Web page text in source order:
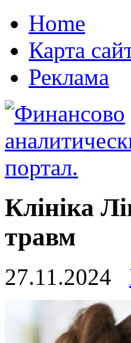
Home
Карта
Реклама
Клініка
травм
27.11.2024